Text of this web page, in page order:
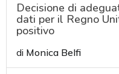
Decisione di
dati per il Regno
positivo
di Monica Belfi